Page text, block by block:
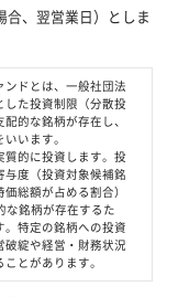
合、翌営業日）としま
ドとは、一般社団法
た投資制限（分散投
的な銘柄が存在し、
います。
的に投資します。投
度（投資対象候補銘
総額が占める割合）
な銘柄が存在するた
特定の銘柄への投資
綻や経営・財務状況
とがあります。